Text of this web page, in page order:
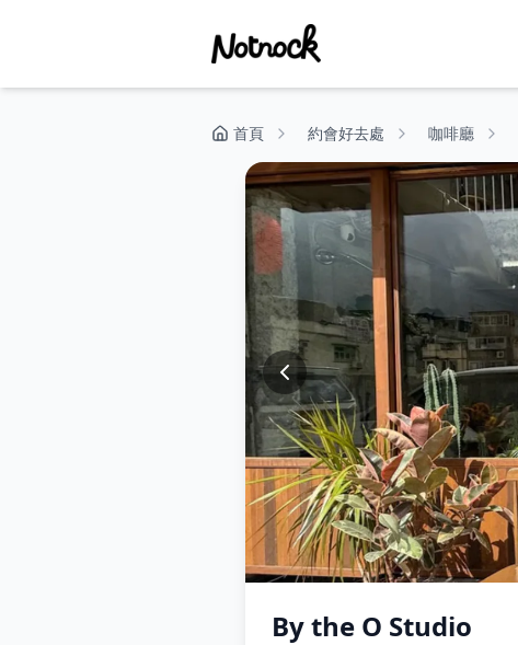
首頁 約會好去處 咖啡廳
By the O Studio